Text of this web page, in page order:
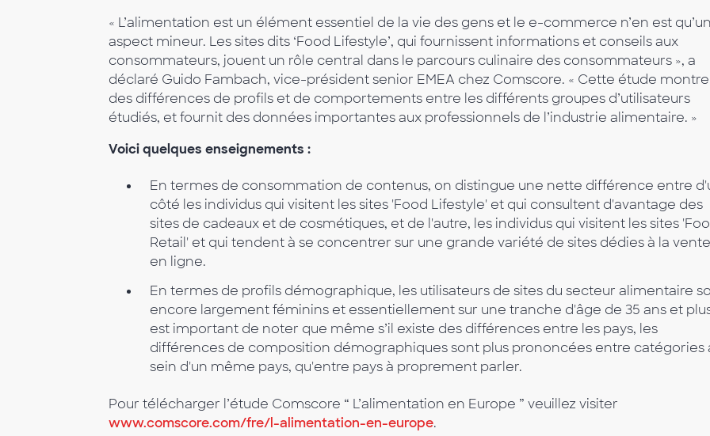
« L’alimentation est un élément essentiel de la vie des gens et le e-commerce n’en est qu’un
aspect mineur. Les sites dits ‘Food Lifestyle’, qui fournissent informations et conseils aux
consommateurs, jouent un rôle central dans le parcours culinaire des consommateurs », a
déclaré Guido Fambach, vice-président senior EMEA chez Comscore. « Cette étude montre
des différences de profils et de comportements entre les différents groupes d’utilisateurs
étudiés, et fournit des données importantes aux professionnels de l’industrie alimentaire. »
Voici quelques enseignements :
En termes de consommation de contenus, on distingue une nette différence entre
côté les individus qui visitent les sites 'Food Lifestyle' et qui consultent d'avantage des
sites de cadeaux et de cosmétiques, et de l'autre, les individus qui visitent les sites
Retail' et qui tendent à se concentrer sur une grande variété de sites dédies à la vente
en ligne.
En termes de profils démographique, les utilisateurs de sites du secteur alimentaire
encore largement féminins et essentiellement sur une tranche d'âge de 35 ans et
est important de noter que même s’il existe des différences entre les pays, les
différences de composition démographiques sont plus prononcées entre catégories
sein d'un même pays, qu'entre pays à proprement parler.
Pour télécharger l’étude Comscore “ L’alimentation en Europe ” veuillez visiter
www.comscore.com/fre/l-alimentation-en-europe.